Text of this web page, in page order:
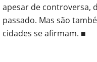
apesar de controversa,
passado. Mas são
cidades se afirmam. ■